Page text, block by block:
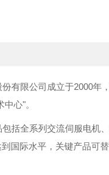
有限公司成立于2000年
中心"。
括全系列交流伺服电机
国际水平，关键产品可